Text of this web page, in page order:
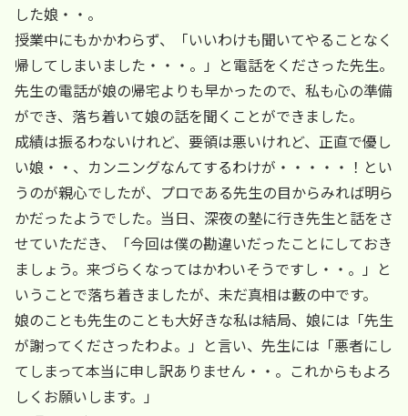
した娘・・。
授業中にもかかわらず、「いいわけも聞いてやることなく
帰してしまいました・・・。」と電話をくださった先生。
先生の電話が娘の帰宅よりも早かったので、私も心の準備
ができ、落ち着いて娘の話を聞くことができました。
成績は振るわないけれど、要領は悪いけれど、正直で優し
い娘・・、カンニングなんてするわけが・・・・・！とい
うのが親心でしたが、プロである先生の目からみれば明ら
かだったようでした。当日、深夜の塾に行き先生と話をさ
せていただき、「今回は僕の勘違いだったことにしておき
ましょう。来づらくなってはかわいそうですし・・。」と
いうことで落ち着きましたが、未だ真相は藪の中です。
娘のことも先生のことも大好きな私は結局、娘には「先生
が謝ってくださったわよ。」と言い、先生には「悪者にし
てしまって本当に申し訳ありません・・。これからもよろ
しくお願いします。」